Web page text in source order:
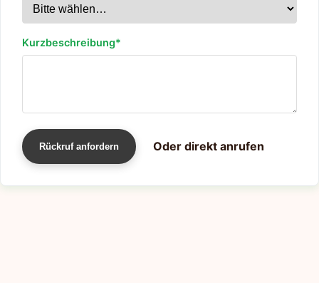
Kurzbeschreibung*
Rückruf anfordern Oder direkt anrufen